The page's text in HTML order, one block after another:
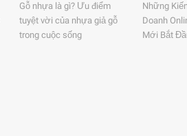
Gỗ nhựa là gì? Ưu điểm
tuyệt vời của nhựa giả gỗ
trong cuộc sống
Những
Doanh
Mới Bắt